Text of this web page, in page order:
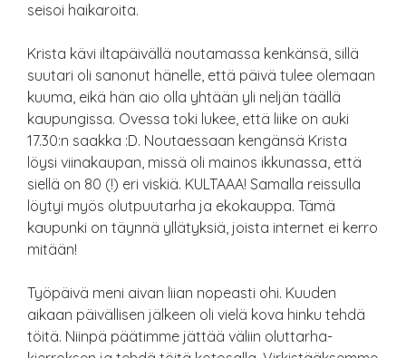
seisoi haikaroita.
Krista kävi iltapäivällä noutamassa kenkänsä, sillä
suutari oli sanonut hänelle, että päivä tulee olemaan
kuuma, eikä hän aio olla yhtään yli neljän täällä
kaupungissa. Ovessa toki lukee, että liike on auki
17.30:n saakka :D. Noutaessaan kengänsä Krista
löysi viinakaupan, missä oli mainos ikkunassa, että
siellä on 80 (!) eri viskiä. KULTAAA! Samalla reissulla
löytyi myös olutpuutarha ja ekokauppa. Tämä
kaupunki on täynnä yllätyksiä, joista internet ei kerro
mitään!
Työpäivä meni aivan liian nopeasti ohi. Kuuden
aikaan päivällisen jälkeen oli vielä kova hinku tehdä
töitä. Niinpä päätimme jättää väliin oluttarha-